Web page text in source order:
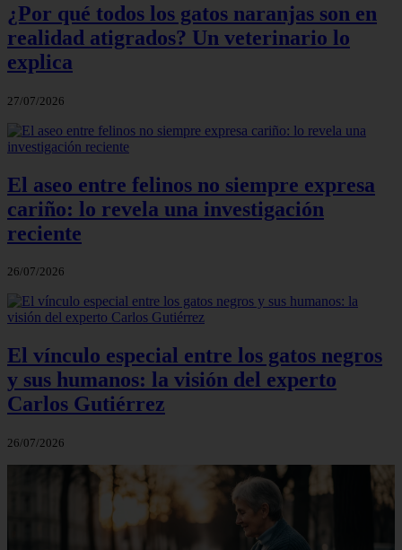
¿Por qué todos los gatos naranjas son en
realidad atigrados? Un veterinario lo
explica
27/07/2026
El aseo entre felinos no siempre expresa
cariño: lo revela una investigación
reciente
26/07/2026
El vínculo especial entre los gatos negros
y sus humanos: la visión del experto
Carlos Gutiérrez
26/07/2026